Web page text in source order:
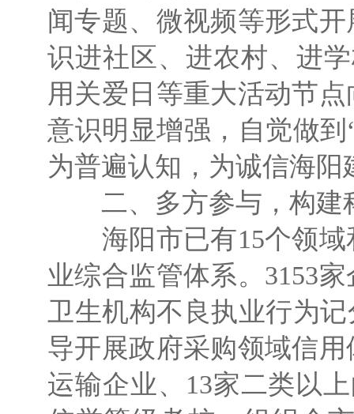
闻专题、微视频等形式
识进社区、进农村、进
用关爱日等重大活动节
意识明显增强，自觉做
为普遍认知，为诚信海
二、多方参与，构
海阳市已有15个领域
业综合监管体系。3153
卫生机构不良执业行为
导开展政府采购领域信
运输企业、13家二类以